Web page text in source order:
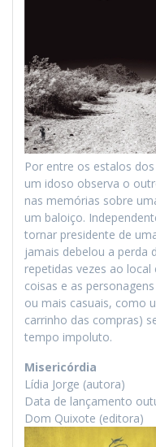
Por entre os estalos
um idoso observa o
nas memórias sobre
um baloiço.
tornar presidente de
jamais debelou a perda
repetidas vezes ao
coisas e as
ou mais casuais, como
carrinho das compras)
tempo impoluto.
Misericórdia
Lídia Jorge (autora)
Data de lançamento
Dom Quixote (editora)